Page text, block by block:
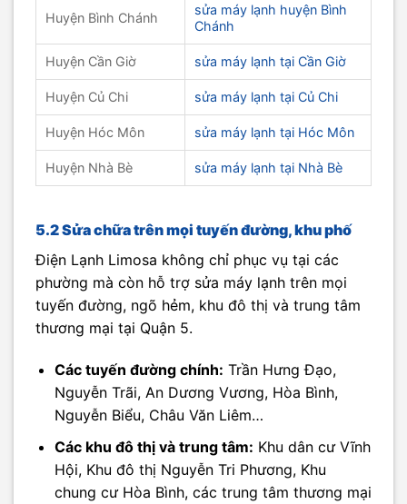
Huyện Bình Chánh
sửa máy lạnh huyện Bình
Chánh
Huyện Cần Giờ sửa máy lạnh tại Cần Giờ
Huyện Củ Chi sửa máy lạnh tại Củ Chi
Huyện Hóc Môn sửa máy lạnh tại Hóc Môn
Huyện Nhà Bè sửa máy lạnh tại Nhà Bè
5.2 Sửa chữa trên mọi tuyến đường, khu phố
Điện Lạnh Limosa không chỉ phục vụ tại các
phường mà còn hỗ trợ sửa máy lạnh trên mọi
tuyến đường, ngõ hẻm, khu đô thị và trung tâm
thương mại tại Quận 5.
Các tuyến đường chính: Trần Hưng Đạo,
Nguyễn Trãi, An Dương Vương, Hòa Bình,
Nguyễn Biểu, Châu Văn Liêm…
Các khu đô thị và trung tâm: Khu dân cư Vĩnh
Hội, Khu đô thị Nguyễn Tri Phương, Khu
chung cư Hòa Bình, các trung tâm thương mại